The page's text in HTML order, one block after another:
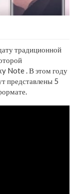
традиционной
Note . В этом году
представлены 5